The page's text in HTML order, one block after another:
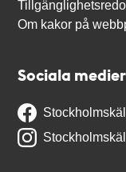
Om kakor på
Sociala medier